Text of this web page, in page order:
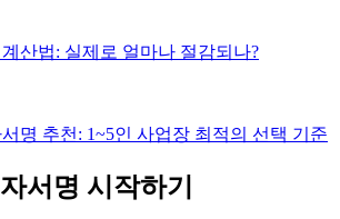
산법: 실제로 얼마나 절감되나?
명 추천: 1~5인 사업장 최적의 선택 기준
서명 시작하기